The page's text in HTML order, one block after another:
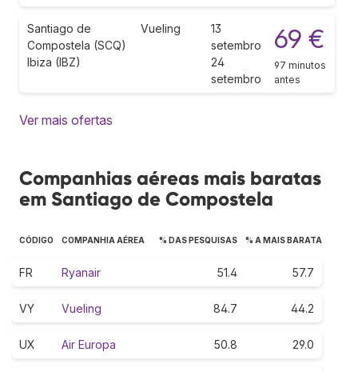
Santiago de
Compostela (SCQ)
Ibiza (IBZ)
Vueling
13
setembro
24
setembro
69 €
97 minutos
antes
Ver mais ofertas
Companhias aéreas mais baratas
em Santiago de Compostela
CÓDIGO COMPANHIA AÉREA % DAS PESQUISAS % A MAIS BARATA
FR Ryanair 51.4 57.7
VY Vueling 84.7 44.2
UX Air Europa 50.8 29.0